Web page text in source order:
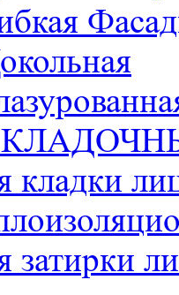
кладки
затирки